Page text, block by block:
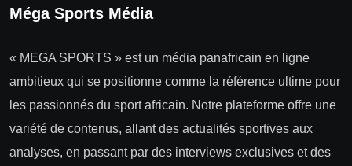
Méga Sports Média
« MEGA SPORTS » est un média panafricain en ligne
ambitieux qui se positionne comme la référence ultime pour
les passionnés du sport africain. Notre plateforme offre une
variété de contenus, allant des actualités sportives aux
analyses, en passant par des interviews exclusives et des